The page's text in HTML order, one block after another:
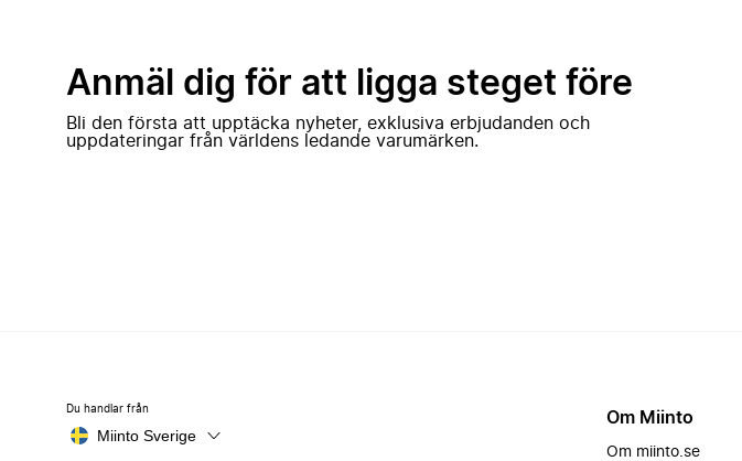
Anmäl dig för att ligga steget före
Bli den första att upptäcka nyheter, exklusiva erbjudanden och
uppdateringar från världens ledande varumärken.
Du handlar från
Miinto Sverige
Om Miinto
Om miinto.se